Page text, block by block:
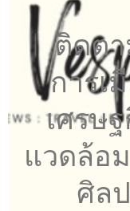
ติดตา
การเ
เศรษ
แวดล้อ
ศิล